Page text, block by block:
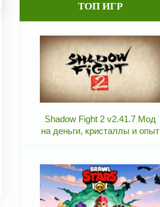
ТОП ИГР
Shadow Fight 2 v2.41.7 Мод
на деньги, кристаллы и опыт